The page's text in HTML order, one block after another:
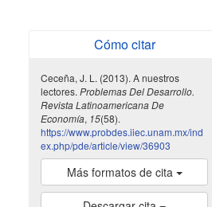
Cómo citar
Ceceña, J. L. (2013). A nuestros
lectores. Problemas Del Desarrollo.
Revista Latinoamericana De
Economía, 15(58).
https://www.probdes.iiec.unam.mx/ind
ex.php/pde/article/view/36903
Más formatos de cita